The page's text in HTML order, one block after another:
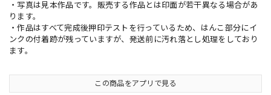
・写真は見本作品です。販売する作品とは印面が若干異なる場合があ
ります。
・作品はすべて完成後押印テストを行っているため、はんこ部分にイ
ンクの付着跡が残っていますが、発送前に汚れ落とし処理をしており
ます。
この商品をアプリで見る